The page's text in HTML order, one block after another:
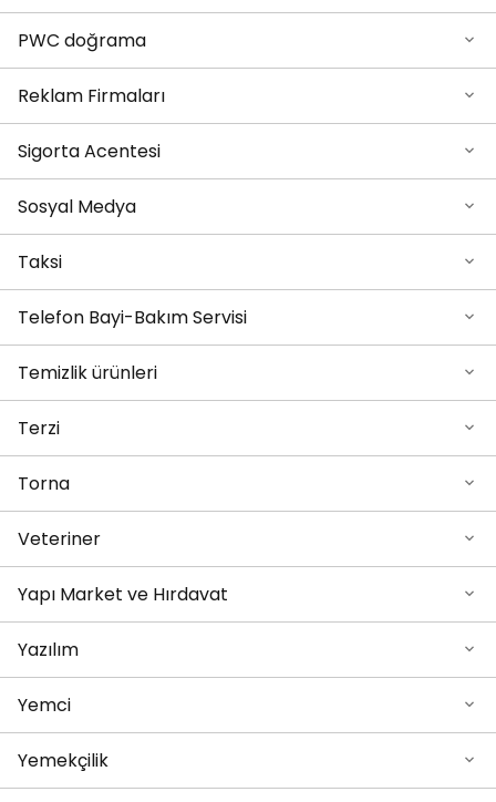
PWC doğrama
Reklam Firmaları
Sigorta Acentesi
Sosyal Medya
Taksi
Telefon Bayi-Bakım Servisi
Temizlik ürünleri
Terzi
Torna
Veteriner
Yapı Market ve Hırdavat
Yazılım
Yemci
Yemekçilik